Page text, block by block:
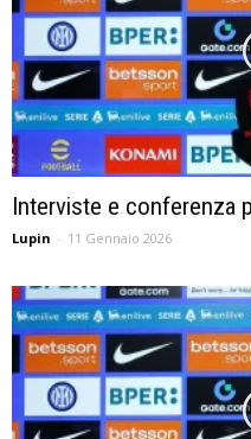
Interviste e conferenza
Lupin - 11 Gennaio 2026